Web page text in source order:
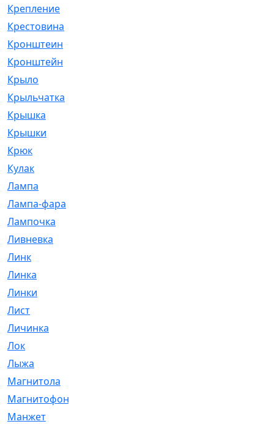
Крепление
Крестовина
Кронштеин
Кронштейн
Крыло
Крыльчатка
Крышка
Крышки
Крюк
Кулак
Лампа
Лампа-фара
Лампочка
Ливневка
Линк
Линка
Линки
Лист
Личинка
Лок
Лыжа
Магнитола
Магнитофон
Манжет